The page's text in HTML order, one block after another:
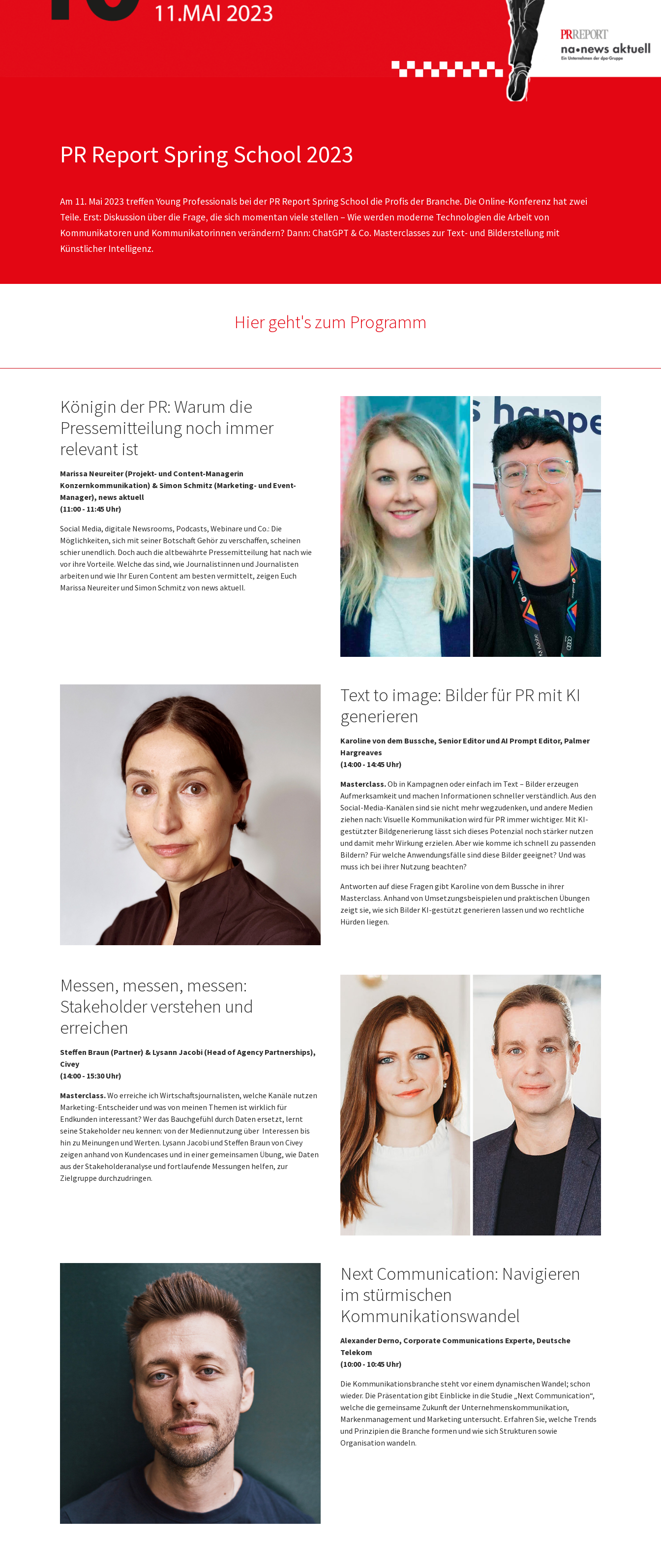
PR Report Spring School 2023
Am 11. Mai 2023 treffen Young Professionals bei der PR Report Spring School die Profis der Branche. Die Online-Konferenz hat zwei
Teile. Erst: Diskussion über die Frage, die sich momentan viele stellen – Wie werden moderne Technologien die Arbeit von
Kommunikatoren und Kommunikatorinnen verändern? Dann: ChatGPT & Co. Masterclasses zur Text- und Bilderstellung mit
Künstlicher Intelligenz.
Hier geht's zum Programm
Königin der PR: Warum die
Pressemitteilung noch immer
relevant ist
Marissa Neureiter (Projekt- und Content-Managerin
Konzernkommunikation) & Simon Schmitz (Marketing- und Event-
Manager), news aktuell
(11:00 - 11:45 Uhr)
Social Media, digitale Newsrooms, Podcasts, Webinare und Co.: Die
Möglichkeiten, sich mit seiner Botschaft Gehör zu verschaffen, scheinen
schier unendlich. Doch auch die altbewährte Pressemitteilung hat nach wie
vor ihre Vorteile. Welche das sind, wie Journalistinnen und Journalisten
arbeiten und wie Ihr Euren Content am besten vermittelt, zeigen Euch
Marissa Neureiter und Simon Schmitz von news aktuell.
Text to image: Bilder für PR mit KI
generieren
Karoline von dem Bussche, Senior Editor und AI Prompt Editor, Palmer
Hargreaves
(14:00 - 14:45 Uhr)
Masterclass.Ob in Kampagnen oder einfach im Text – Bilder erzeugen
Aufmerksamkeit und machen Informationen schneller verständlich. Aus den
Social-Media-Kanälen sind sie nicht mehr wegzudenken, und andere Medien
ziehen nach: Visuelle Kommunikation wird für PR immer wichtiger. Mit KI-
gestützter Bildgenerierung lässt sich dieses Potenzial noch stärker nutzen
und damit mehr Wirkung erzielen. Aber wie komme ich schnell zu passenden
Bildern? Für welche Anwendungsfälle sind diese Bilder geeignet? Und was
muss ich bei ihrer Nutzung beachten?
Antworten auf diese Fragen gibt Karoline von dem Bussche in ihrer
Masterclass. Anhand von Umsetzungsbeispielen und praktischen Übungen
zeigt sie, wie sich Bilder KI-gestützt generieren lassen und wo rechtliche
Hürden liegen.
Messen, messen, messen:
Stakeholder verstehen und
erreichen
Steffen Braun (Partner) & Lysann Jacobi (Head of Agency Partnerships),
Civey
(14:00 - 15:30 Uhr)
Masterclass.Wo erreiche ich Wirtschaftsjournalisten, welche Kanäle nutzen
Marketing-Entscheider und was von meinen Themen ist wirklich für
Endkunden interessant? Wer das Bauchgefühl durch Daten ersetzt, lernt
seine Stakeholder neu kennen: von der Mediennutzung über Interessen bis
hin zu Meinungen und Werten. Lysann Jacobi und Steffen Braun von Civey
zeigen anhand von Kundencases und in einer gemeinsamen Übung, wie Daten
aus der Stakeholderanalyse und fortlaufende Messungen helfen, zur
Zielgruppe durchzudringen.
Next Communication: Navigieren
im stürmischen
Kommunikationswandel
Alexander Derno, Corporate Communications Experte, Deutsche
Telekom
(10:00 - 10:45 Uhr)
Die Kommunikationsbranche steht vor einem dynamischen Wandel; schon
wieder. Die Präsentation gibt Einblicke in die Studie „Next Communication“,
welche die gemeinsame Zukunft der Unternehmenskommunikation,
Markenmanagement und Marketing untersucht. Erfahren Sie, welche Trends
und Prinzipien die Branche formen und wie sich Strukturen sowie
Organisation wandeln.